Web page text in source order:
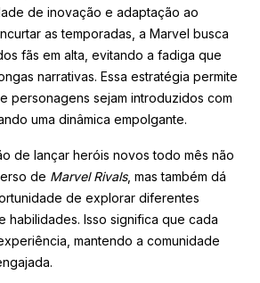
de inovação e adaptação ao
as temporadas, a Marvel busca
fãs em alta, evitando a fadiga que
narrativas. Essa estratégia permite
personagens sejam introduzidos com
uma dinâmica empolgante.
de lançar heróis novos todo mês não
de Marvel Rivals, mas também dá
de explorar diferentes
habilidades. Isso significa que cada
mantendo a comunidade